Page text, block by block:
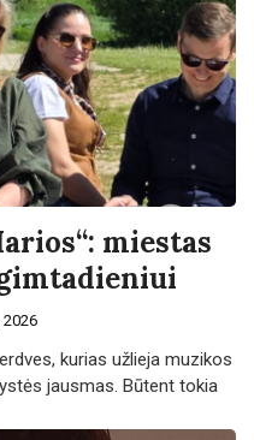
miestas
2026
kurias užlieja muzikos
jausmas. Būtent tokia